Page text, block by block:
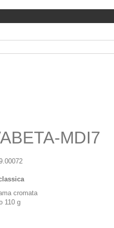
MDI7
cromata
110 g